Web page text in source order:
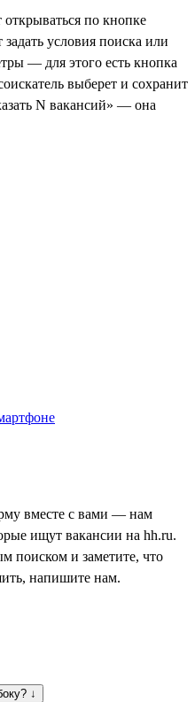
по кнопке
условия поиска или
— для этого есть кнопка
выберет и сохранит
N вакансий» — она
вместе с вами — нам
ищут вакансии на hh.ru.
поиском и заметите, что
напишите нам.
↓